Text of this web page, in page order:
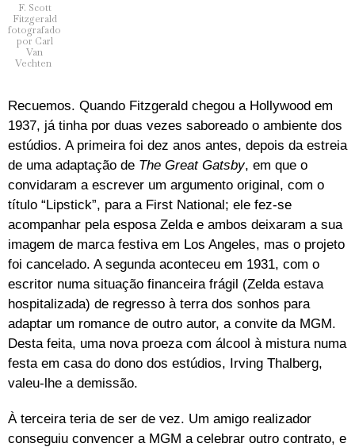
F. Scott
Fitzgerald
fotografado
por Carl
Van
Vechten
Recuemos. Quando Fitzgerald chegou a Hollywood em
1937, já tinha por duas vezes saboreado o ambiente dos
estúdios. A primeira foi dez anos antes, depois da estreia
de uma adaptação de The Great Gatsby, em que o
convidaram a escrever um argumento original, com o
título “Lipstick”, para a First National; ele fez-se
acompanhar pela esposa Zelda e ambos deixaram a sua
imagem de marca festiva em Los Angeles, mas o projeto
foi cancelado. A segunda aconteceu em 1931, com o
escritor numa situação financeira frágil (Zelda estava
hospitalizada) de regresso à terra dos sonhos para
adaptar um romance de outro autor, a convite da MGM.
Desta feita, uma nova proeza com álcool à mistura numa
festa em casa do dono dos estúdios, Irving Thalberg,
valeu-lhe a demissão.
À terceira teria de ser de vez. Um amigo realizador
conseguiu convencer a MGM a celebrar outro contrato, e